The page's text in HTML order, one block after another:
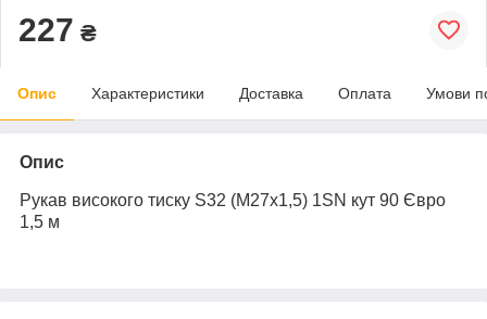
227 ₴
Опис Характеристики Доставка Оплата Умови
Опис
Рукав високого тиску S32 (М27х1,5) 1SN кут 90 Євро
1,5 м